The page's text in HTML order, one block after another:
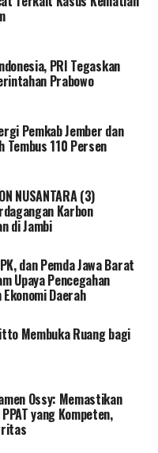
JKN penting dimiliki
bagi diri sendiri
keberlangsungan
muka ini sangat
administrasi bisa
Saya berharap ke
agar semakin
bisa semakin
bisa mengurus
harus datang dan
PRI Tegaskan
Prabowo
Pemkab Jember dan
Tembus 110 Persen
NUSANTARA (3)
Karbon
di Jambi
dan Pemda Jawa Barat
Upaya Pencegahan
Daerah
Membuka Ruang bagi
Ossy: Memastikan
yang Kompeten,